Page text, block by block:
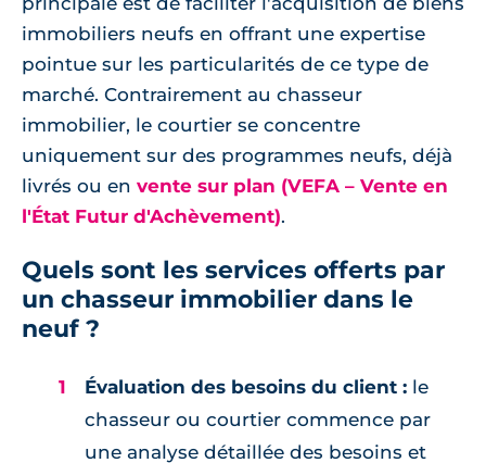
immobiliers neufs en offrant une expertise
pointue sur les particularités de ce type de
marché. Contrairement au chasseur
immobilier, le courtier se concentre
uniquement sur des programmes neufs, déjà
livrés ou en vente sur plan (VEFA – Vente en
l'État Futur d'Achèvement).
Quels sont les services offerts par
un chasseur immobilier dans le
neuf ?
Évaluation des besoins du client : le
chasseur ou courtier commence par
une analyse détaillée des besoins et